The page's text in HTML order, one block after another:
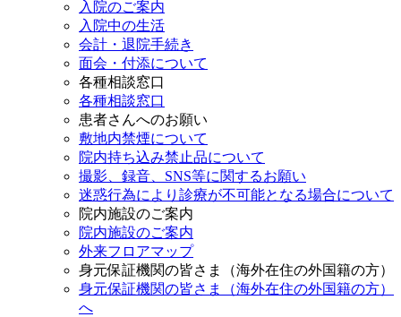
入院のご案内
入院中の生活
会計・退院手続き
面会・付添について
各種相談窓口
各種相談窓口
患者さんへのお願い
敷地内禁煙について
院内持ち込み禁止品について
撮影、録音、SNS等に関するお願い
迷惑行為により診療が不可能となる場合について
院内施設のご案内
院内施設のご案内
外来フロアマップ
身元保証機関の皆さま（海外在住の外国籍の方）
身元保証機関の皆さま（海外在住の外国籍の方）
へ